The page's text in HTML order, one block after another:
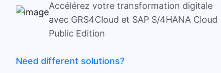
Accélérez votre transformation digitale
avec GRS4Cloud et SAP S/4HANA Cloud
Public Edition
Need different solutions?